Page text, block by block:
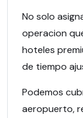
No solo
operacion
hoteles
de tiempo
Podemos
aeropuerto,